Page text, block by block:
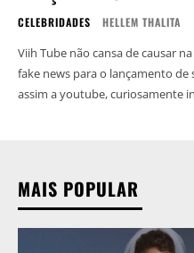
CELEBRIDADES HELLEM THALITA
Viih Tube não cansa de causar
fake news para o lançamento de
assim a youtube, curiosamente
MAIS POPULAR